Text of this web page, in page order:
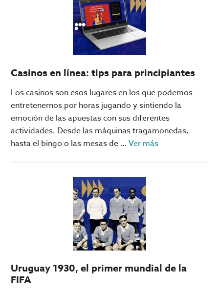
refuerzo
para
Pumas!
Casinos en línea: tips para principiantes
Los casinos son esos lugares en los que podemos
entretenernos por horas jugando y sintiendo la
emoción de las apuestas con sus diferentes
actividades. Desde las máquinas tragamonedas,
hasta el bingo o las mesas de …Ver másacerca
Uruguay 1930, el primer mundial de la
FIFA